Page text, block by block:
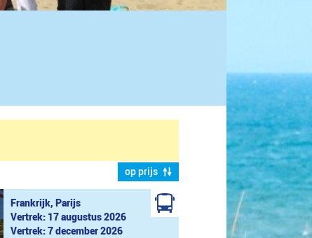
op prijs
Frankrijk, Parijs
Vertrek: 17 augustus 2026
Vertrek: 7 december 2026